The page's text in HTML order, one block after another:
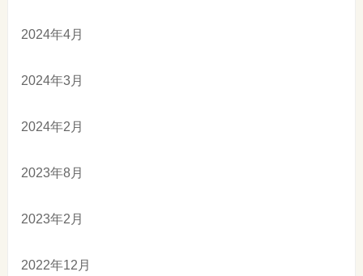
2024年4月
2024年3月
2024年2月
2023年8月
2023年2月
2022年12月